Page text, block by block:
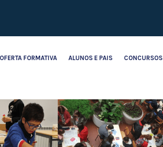
OFERTA FORMATIVA ALUNOS E PAIS CONCURSOS